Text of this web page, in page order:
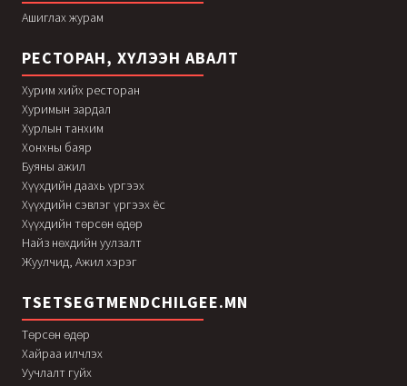
Ашиглах журам
РЕСТОРАН, ХҮЛЭЭН АВАЛТ
Хурим хийх ресторан
Хуримын зардал
Хурлын танхим
Хонхны баяр
Буяны ажил
Хүүхдийн даахь үргээх
Хүүхдийн сэвлэг үргээх ёс
Хүүхдийн төрсөн өдөр
Найз нөхдийн уулзалт
Жуулчид, Ажил хэрэг
TSETSEGTMENDCHILGEE.MN
Төрсөн өдөр
Хайраа илчлэх
Уучлалт гуйх